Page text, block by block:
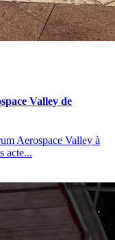
Valley de
Aerospace Valley à
acte...